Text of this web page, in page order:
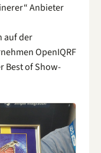
Anbieter
auf der
OpenIQRF
Best of Show-